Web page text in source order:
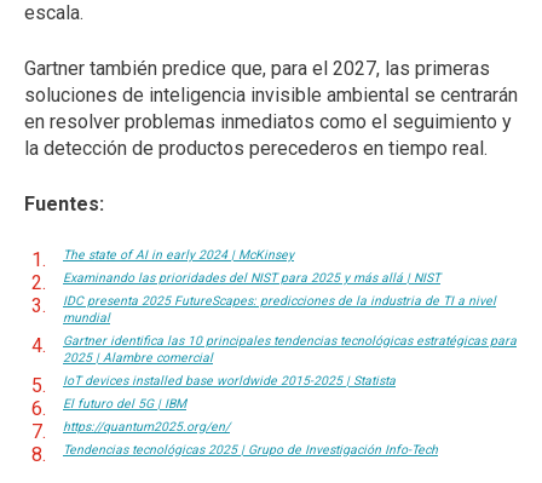
escala.
Gartner también predice que, para el 2027, las primeras
soluciones de inteligencia invisible ambiental se centrarán
en resolver problemas inmediatos como el seguimiento y
la detección de productos perecederos en tiempo real.
Fuentes:
The state of AI in early 2024 | McKinsey
Examinando las prioridades del NIST para 2025 y más allá | NIST
IDC presenta 2025 FutureScapes: predicciones de la industria de TI a nivel
mundial
Gartner identifica las 10 principales tendencias tecnológicas estratégicas para
2025 | Alambre comercial
IoT devices installed base worldwide 2015-2025 | Statista
El futuro del 5G | IBM
https://quantum2025.org/en/
Tendencias tecnológicas 2025 | Grupo de Investigación Info-Tech